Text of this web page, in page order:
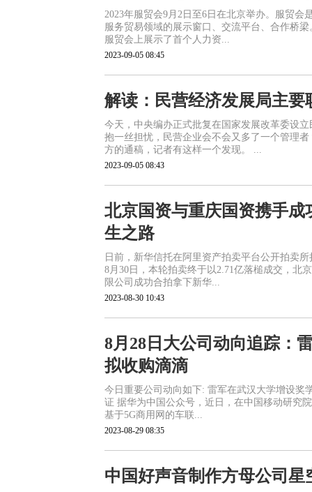
2023年服贸会9月2日至6日在北京举办。服贸
服务贸易领域的展示窗口、交流平台、合作桥
服贸会上展示了首个人力资...
2023-09-05 08:45
解读：民营经济发展局主要
今天，中央编办正式批复在国家发展改革委设
抱一丝担忧，民营企业会不会又多了一个管理
方的通稿，记者有这样一个发现。 ...
2023-09-05 08:43
北京国资与重庆国资携手成
生之路
日前，新华信托在阿里资产拍卖平台公开拍卖
8月30日，本轮拍卖终于以2.71亿落槌成交，北
限公司成功合拍拿下新华...
2023-08-30 10:43
8月28日大公司动向追踪：
拟收购滴滴
今日重要公司动向如下: 雷军在武汉大学增设奖
证 据华为中国公众号，近日，在中国移动研究
基于5G商用网的车联...
2023-08-29 08:35
中国好声音制作方母公司